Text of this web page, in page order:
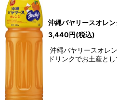
沖縄バヤリースオレ
3,440円(税込)
沖縄バヤリースオレ
ドリンクでお土産と